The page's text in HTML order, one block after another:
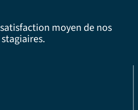
moyen de nos
stagiaires.